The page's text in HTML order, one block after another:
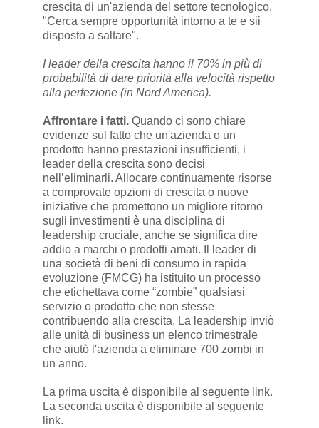
crescita di un'azienda del settore tecnologico,
"Cerca sempre opportunità intorno a te e sii
disposto a saltare".
I leader della crescita hanno il 70% in più di
probabilità di dare priorità alla velocità rispetto
alla perfezione (in Nord America).
Affrontare i fatti.Quando ci sono chiare
evidenze sul fatto che un'azienda o un
prodotto hanno prestazioni insufficienti, i
leader della crescita sono decisi
nell’eliminarli. Allocare continuamente risorse
a comprovate opzioni di crescita o nuove
iniziative che promettono un migliore ritorno
sugli investimenti è una disciplina di
leadership cruciale, anche se significa dire
addio a marchi o prodotti amati. Il leader di
una società di beni di consumo in rapida
evoluzione (FMCG) ha istituito un processo
che etichettava come “zombie” qualsiasi
servizio o prodotto che non stesse
contribuendo alla crescita. La leadership inviò
alle unità di business un elenco trimestrale
che aiutò l'azienda a eliminare 700 zombi in
un anno.
La prima uscita è disponibile al seguente link.
La seconda uscita è disponibile al seguente
link.